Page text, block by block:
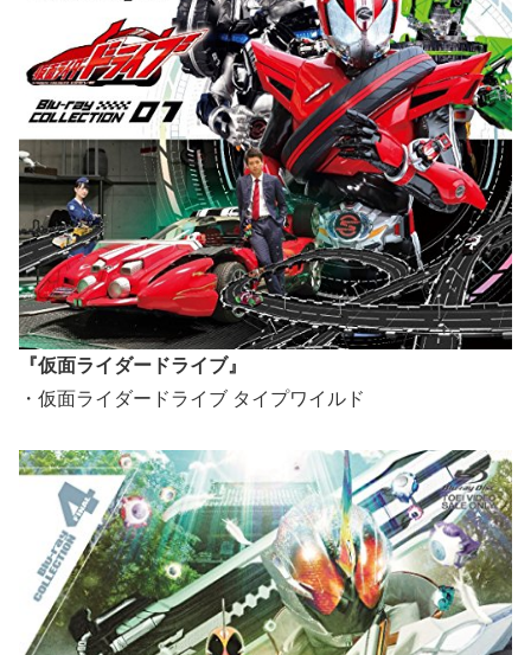
『仮面ライダードライブ』
・仮面ライダードライブ タイプワイルド